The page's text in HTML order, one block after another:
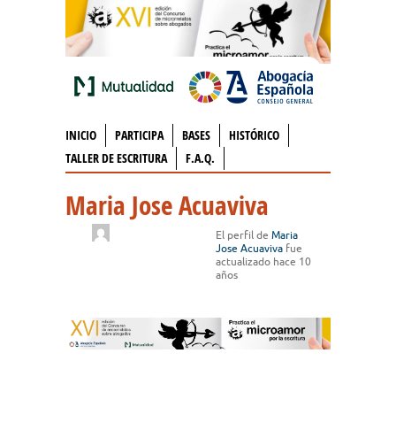
INICIO PARTICIPA BASES
HISTÓRICO
TALLER DE ESCRITURA
F.A.Q.
Maria Jose Acuaviva
El perfil de Maria
Jose Acuaviva fue
actualizado hace 10
años